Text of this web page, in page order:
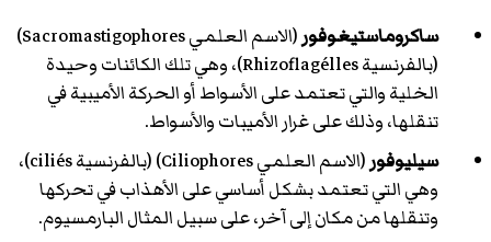
ساكروماستيغوفور
(الاسم العلمي Sacromastigophores)
(بالفرنسية Rhizoflagélles)، وهي تلك الكائنات وحيدة
الخلية والتي تعتمد على الأسواط أو الحركة الأميبية في
تنقلها، وذلك على غرار الأميبات والأسواط.
سيليوفور
(الاسم العلمي Ciliophores) (بالفرنسية ciliés)،
وهي التي تعتمد بشكل أساسي على الأهذاب في تحركها
وتنقلها من مكان إلى آخر، على سبيل المثال البارمسيوم.